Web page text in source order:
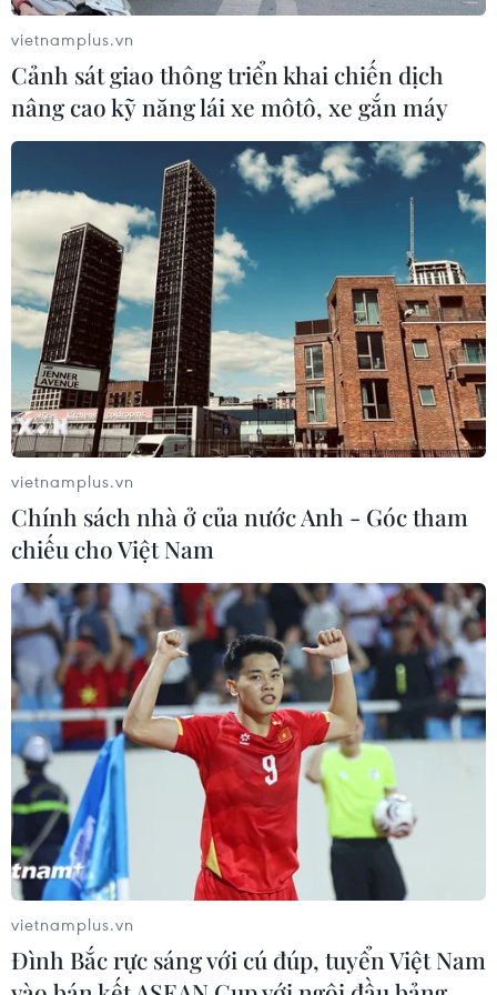
vietnamplus.vn
Cảnh sát giao thông triển khai chiến dịch
nâng cao kỹ năng lái xe môtô, xe gắn máy
vietnamplus.vn
Chính sách nhà ở của nước Anh - Góc tham
chiếu cho Việt Nam
vietnamplus.vn
Đình Bắc rực sáng với cú đúp, tuyển Việt Nam